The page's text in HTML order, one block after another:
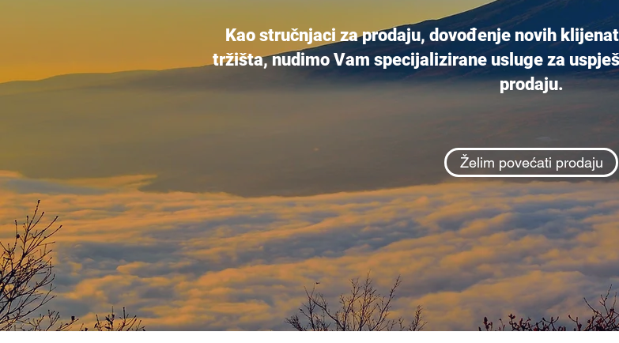
Kao stručnjaci za prodaju, dovođenje novih
tržišta, nudimo Vam specijalizirane usluge za
prodaju.
Želim povećati prodaju